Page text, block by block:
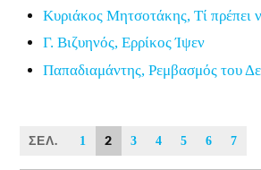
Κυριάκος Μητσοτάκης, Τί πρέπει
Γ. Βιζυηνός, Ερρίκος Ίψεν
Παπαδιαμάντης, Ρεμβασμός του
ΣΕΛ. 1 2 3 4 5 6 7